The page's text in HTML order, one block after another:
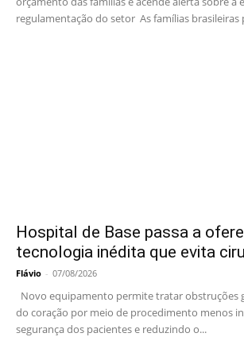
regulamentação do setor As famílias brasileiras
Hospital de Base passa a
tecnologia inédita que evita
Flávio - 07/08/2026
Novo equipamento permite tratar obstruções
do coração por meio de procedimento menos
segurança dos pacientes e reduzindo o...